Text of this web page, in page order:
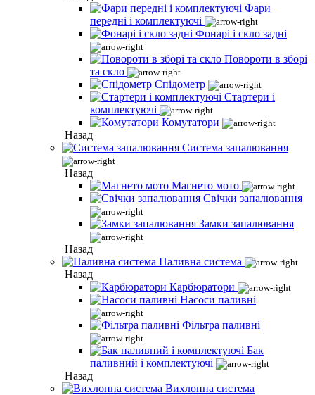
Фари
передні і комплектуючі
Фонарі і скло задні
Повороти в зборі
та скло
Спідометр
Стартери і
комплектуючі
Комутатори
Назад
Система запалювання
Назад
Магнето мото
Свічки запалювання
Замки запалювання
Назад
Паливна система
Назад
Карбюратори
Насоси паливні
Фільтра паливні
Бак
паливний і комплектуючі
Назад
Вихлопна система